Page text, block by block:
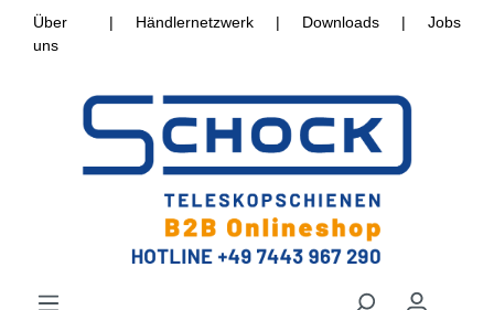
Über
uns
| Händlernetzwerk | Downloads | Jobs